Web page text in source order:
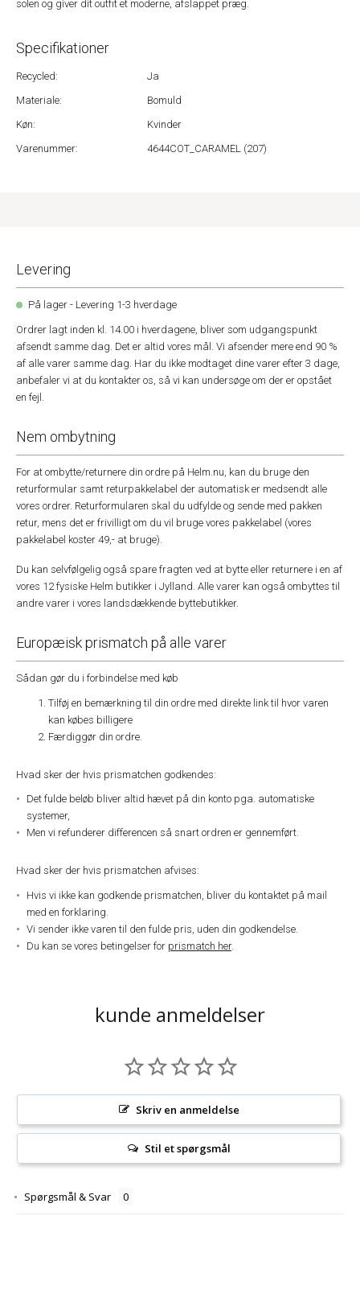
solen og giver dit outfit et moderne, afslappet præg.
Specifikationer
Recycled:
Ja
Materiale:
Bomuld
Køn:
Kvinder
Varenummer:
4644COT_CARAMEL (207)
Levering
På lager - Levering 1-3 hverdage
Ordrer lagt inden kl. 14.00 i hverdagene, bliver som udgangspunkt
afsendt samme dag. Det er altid vores mål. Vi afsender mere end 90 %
af alle varer samme dag. Har du ikke modtaget dine varer efter 3 dage,
anbefaler vi at du kontakter os, så vi kan undersøge om der er opstået
en fejl.
Nem ombytning
For at ombytte/returnere din ordre på Helm.nu, kan du bruge den
returformular samt returpakkelabel der automatisk er medsendt alle
vores ordrer. Returformularen skal du udfylde og sende med pakken
retur, mens det er frivilligt om du vil bruge vores pakkelabel (vores
pakkelabel koster 49,- at bruge).
Du kan selvfølgelig også spare fragten ved at bytte eller returnere i en af
vores 12 fysiske Helm butikker i Jylland. Alle varer kan også ombyttes til
andre varer i vores landsdækkende byttebutikker.
Europæisk prismatch på alle varer
Sådan gør du i forbindelse med køb
Tilføj en bemærkning til din ordre med direkte link til hvor varen
kan købes billigere
Færdiggør din ordre.
Hvad sker der hvis prismatchen godkendes:
Det fulde beløb bliver altid hævet på din konto pga. automatiske
systemer,
Men vi refunderer differencen så snart ordren er gennemført.
Hvad sker der hvis prismatchen afvises:
Hvis vi ikke kan godkende prismatchen, bliver du kontaktet på mail
med en forklaring.
Vi sender ikke varen til den fulde pris, uden din godkendelse.
Du kan se vores betingelser for prismatch her.
kunde anmeldelser
Skriv en anmeldelse
Stil et spørgsmål
Spørgsmål & Svar